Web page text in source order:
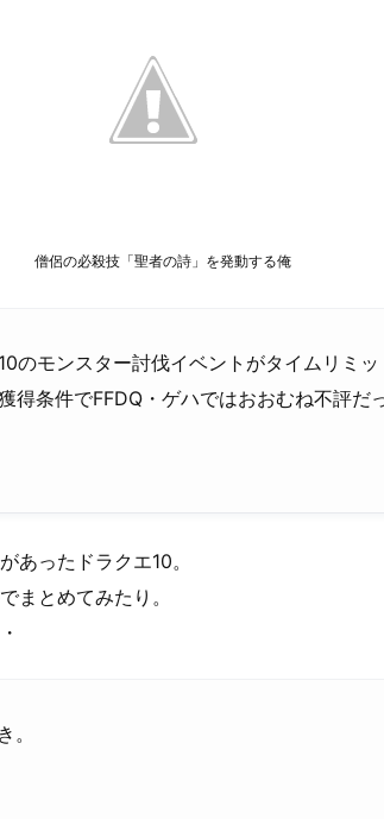
僧侶の必殺技「聖者の詩」を発動する俺
のモンスター討伐イベントがタイムリミッ
得条件でFFDQ・ゲハではおおむね不評だ
あったドラクエ10。
まとめてみたり。
。